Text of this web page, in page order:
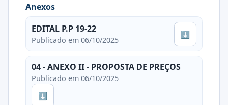
Anexos
EDITAL P.P 19-22
Publicado em 06/10/2025
⬇
04 - ANEXO II - PROPOSTA DE PREÇOS
Publicado em 06/10/2025
⬇